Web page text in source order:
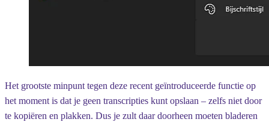
Het grootste minpunt tegen deze recent geïntroduceerde functie op
het moment is dat je geen transcripties kunt opslaan – zelfs niet door
te kopiëren en plakken. Dus je zult daar doorheen moeten bladeren